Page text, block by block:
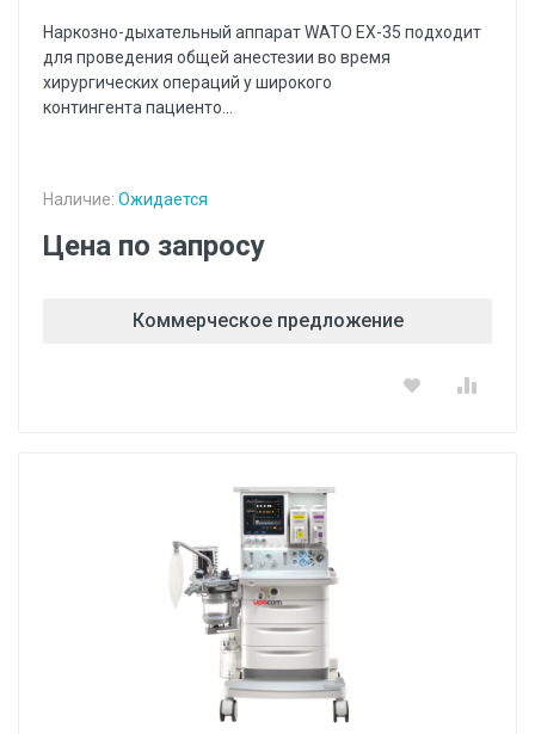
Наркозно-дыхательный аппарат WATO EX-35 подходит
для проведения общей анестезии во время
хирургических операций у широкого
контингента пациенто...
Наличие: Ожидается
Цена по запросу
Коммерческое предложение